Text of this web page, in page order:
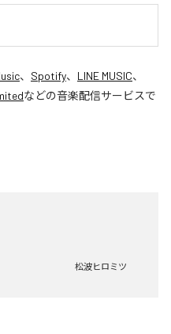
、 Spotify、 LINE MUSIC、
などの音楽配信サービスで
松波ヒロミツ